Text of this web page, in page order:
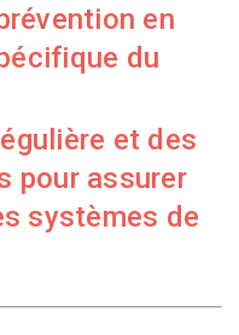
en
du
et des
pour assurer
systèmes de